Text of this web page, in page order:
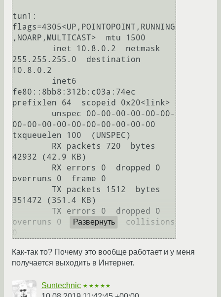
tun1:
flags=4305<UP,POINTOPOINT,RUNNING
,NOARP,MULTICAST>  mtu 1500
255.255.255.0  destination
10.8.0.2
fe80::8bb8:312b:c03a:74ec
prefixlen 64  scopeid 0x20<link>
00-00-00-00-00-00-00-00-00-00
txqueuelen 100  (UNSPEC)
42932 (42.9 KB)
overruns 0  frame 0
351472 (351.4 KB)
overruns 0  carrier 0  collisions
Развернуть
Как-так то? Почему это вообще работает и у меня
получается выходить в Интернет.
Suntechnic ★★★★★